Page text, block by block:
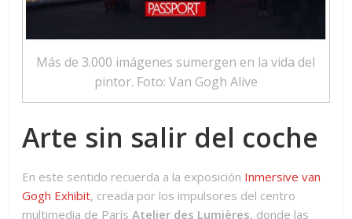
Más de 3.000 imágenes sumergen en la vida del
pintor. Foto: Van Gogh Alive
Arte sin salir del coche
En este sentido recuerda a la exposición Inmersive van
Gogh Exhibit, creada por los impulsores del centro
multimedia de ParísAtelier des Lumières, donde las